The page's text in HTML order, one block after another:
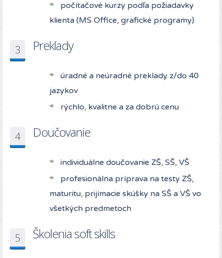
počítačové kurzy podľa požiadavky
klienta (MS Office, grafické programy)
3 Preklady
úradné a neúradné preklady z/do 40
jazykov
rýchlo, kvalitne a za dobrú cenu
4 Doučovanie
individuálne doučovanie ZŠ, SŠ, VŠ
profesionálna príprava na testy ZŠ,
maturitu, prijímacie skúšky na SŠ a VŠ vo
všetkých predmetoch
5 Školenia soft skills